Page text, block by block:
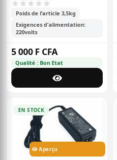
Poids de l’article 3,5kg
Exigences d'alimentation:
220volts
5 000 F CFA
Qualité : Bon Etat
EN STOCK
Aperçu